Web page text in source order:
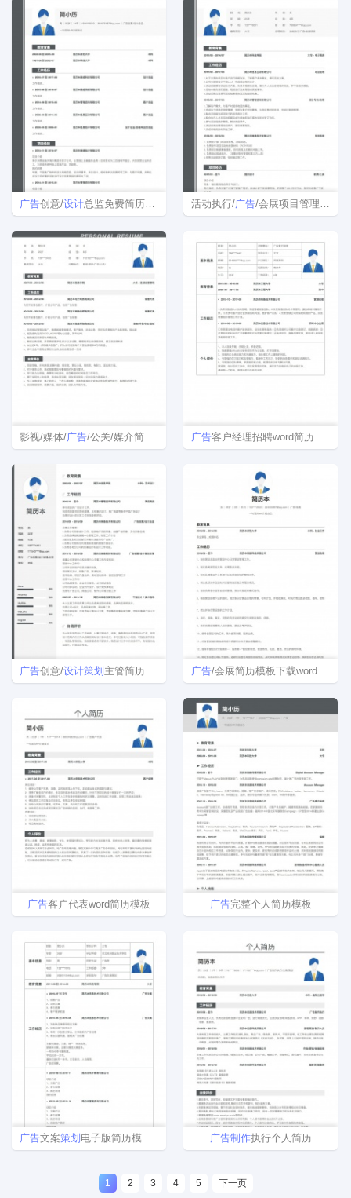
广告创意/设计总监免费简历模板下载 活动执行/广告/会展项目管理简历模板
影视/媒体/广告/公关/媒介简历模板 广告客户经理招聘word简历模板
广告创意/设计策划 主管简历模板 广告/会展简历模板下载word格式
广告客户代表word简历模板 广告完整个人简历模板
广告文案策划 电子版简历模板下载word格式 广告制作执行个人简历
1 2 3 4 5 下一页